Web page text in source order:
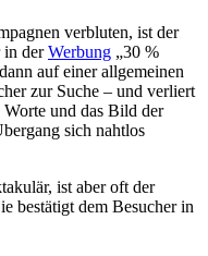
verbluten, ist der
in derWerbung „30 %
auf einer allgemeinen
zur Suche – und verliert
und das Bild der
sich nahtlos
ist aber oft der
bestätigt dem Besucher in